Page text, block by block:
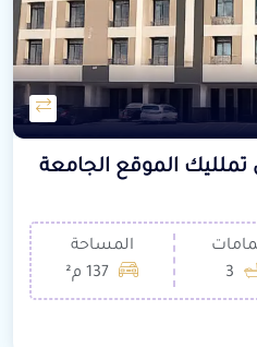
3
المساحة
137 م²